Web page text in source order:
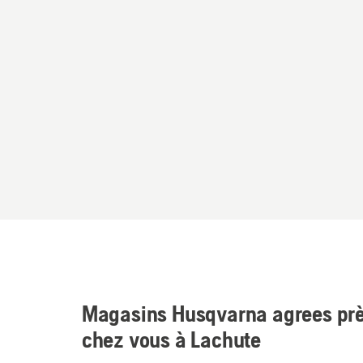
Magasins Husqvarna agrees
chez vous à Lachute